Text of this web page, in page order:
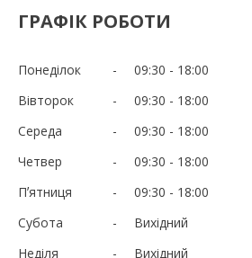
ГРАФІК РОБОТИ
Понеділок 09:30
18:00
Вівторок
09:30
18:00
Середа
09:30
18:00
Четвер
09:30
18:00
Пʼятниця
09:30
18:00
Субота
Вихідний
Неділя
Вихідний